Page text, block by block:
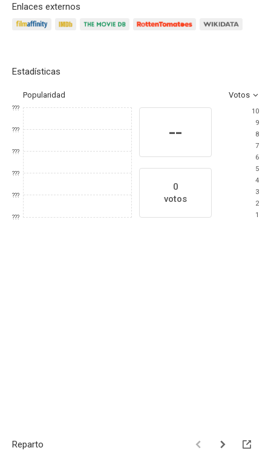
Enlaces externos
Estadísticas
Popularidad Votos
???
???
???
???
???
???
--
0
votos
10
9
8
7
6
5
4
3
2
1
Reparto